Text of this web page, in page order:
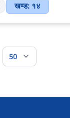
खण्ड: १४
50